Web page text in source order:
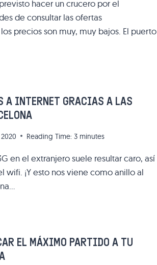
hacer un crucero por el
de consultar las ofertas
precios son muy, muy bajos. El puerto
A INTERNET GRACIAS A LAS
Reading Time: 3 minutes
en el extranjero suele resultar caro, así
wifi. ¡Y esto nos viene como anillo al
EL MÁXIMO PARTIDO A TU